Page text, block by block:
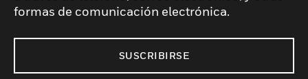
formas de comunicación electrónica.
SUSCRIBIRSE